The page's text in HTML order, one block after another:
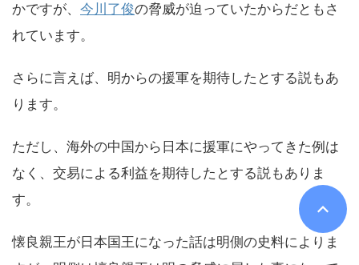
かですが、 今川了俊の脅威が迫っていたからだともさ
れています。
さらに言えば、明からの援軍を期待したとする説もあ
ります。
ただし、海外の中国から日本に援軍にやってきた例は
なく、交易による利益を期待したとする説もありま
す。
懐良親王が日本国王になった話は明側の史料によりま